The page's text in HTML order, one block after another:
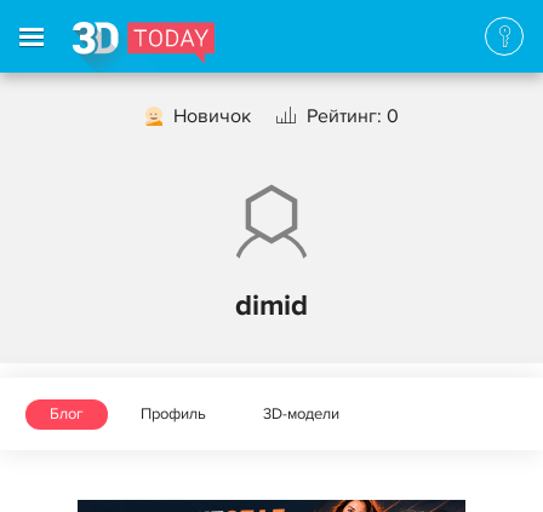
Новичок Рейтинг: 0
dimid
Блог Профиль 3D-модели